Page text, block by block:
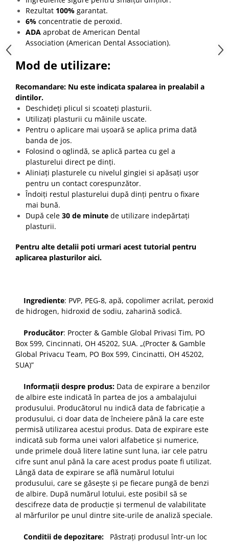
Rezultat 100% garantat.
6% concentratie de peroxid.
ADA aprobat de American Dental
Association (American Dental Association).
Mod de utilizare:
Recomandare: Nu este indicata spalarea in prealabil a
dintilor.
Deschideți plicul si scoateți plasturii.
Utilizați plasturii cu mâinile uscate.
Pentru o aplicare mai ușoară se aplica prima dată
banda de jos.
Folosind o oglindă, se aplică partea cu gel a
plasturelui direct pe dinți.
Aliniați plasturele cu nivelul gingiei si apăsați ușor
pentru un contact corespunzător.
Îndoiți restul plasturelui după dinți pentru o fixare
mai bună.
După cele 30 de minute de utilizare indepărtați
plasturii.
Pentru alte detalii poti urmari acest tutorial pentru
aplicarea plasturilor aici.
Ingrediente: PVP, PEG-8, apă, copolimer acrilat, peroxid
de hidrogen, hidroxid de sodiu, zaharină sodică.
Producător: Procter & Gamble Global Privasi Tim, PO
Box 599, Cincinnati, OH 45202, SUA. „(Procter & Gamble
Global Privacu Team, PO Box 599, Cincinatti, OH 45202,
SUA)”
Informații despre produs: Data de expirare a benzilor
de albire este indicată în partea de jos a ambalajului
produsului. Producătorul nu indică data de fabricație a
produsului, ci doar data de încheiere până la care este
permisă utilizarea acestui produs. Data de expirare este
indicată sub forma unei valori alfabetice și numerice,
unde primele două litere latine sunt luna, iar cele patru
cifre sunt anul până la care acest produs poate fi utilizat.
Lângă data de expirare se află numărul lotului
produsului, care se găsește și pe fiecare pungă de benzi
de albire. După numărul lotului, este posibil să se
descifreze data de producție și termenul de valabilitate
al mărfurilor pe unul dintre site-urile de analiză speciale.
Conditii de depozitare: Păstrați produsul într-un loc